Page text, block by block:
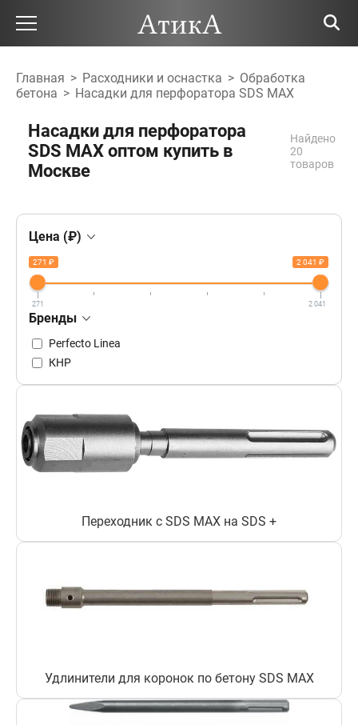
Главная > Расходники и оснастка > Обработка
бетона > Насадки для перфоратора SDS MAX
Насадки для перфоратора
SDS MAX оптом купить в
Москве
Найдено
20
товаров
Цена (₽)
271 ₽ 2 041 ₽
271 2 041
Бренды
Perfecto Linea
КНР
Переходник с SDS MAX на SDS +
Удлинители для коронок по бетону SDS MAX